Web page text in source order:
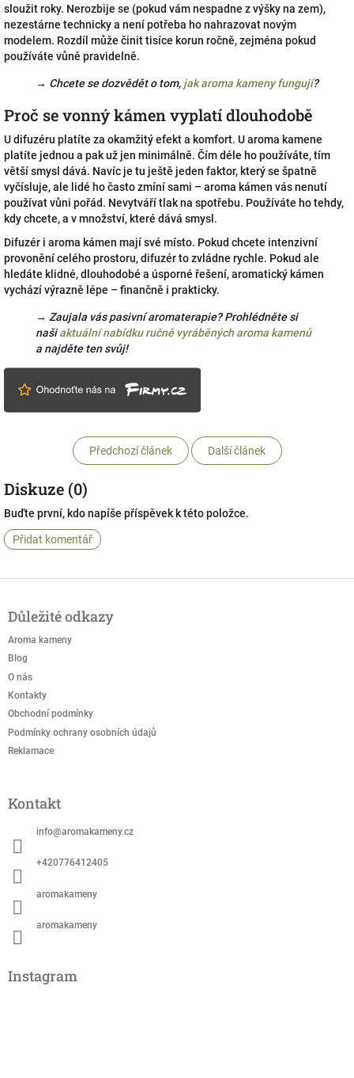
sloužit roky. Nerozbije se (pokud vám nespadne z výšky na zem),
nezestárne technicky a není potřeba ho nahrazovat novým
modelem. Rozdíl může činit tisíce korun ročně, zejména pokud
používáte vůně pravidelně.
→ Chcete se dozvědět o tom, jak aroma kameny fungují?
Proč se vonný kámen vyplatí dlouhodobě
U difuzéru platíte za okamžitý efekt a komfort. U aroma kamene
platíte jednou a pak už jen minimálně. Čím déle ho používáte, tím
větší smysl dává. Navíc je tu ještě jeden faktor, který se špatně
vyčísluje, ale lidé ho často zmíní sami – aroma kámen vás nenutí
používat vůni pořád. Nevytváří tlak na spotřebu. Používáte ho tehdy,
kdy chcete, a v množství, které dává smysl.
Difuzér i aroma kámen mají své místo. Pokud chcete intenzivní
provonění celého prostoru, difuzér to zvládne rychle. Pokud ale
hledáte klidné, dlouhodobé a úsporné řešení, aromatický kámen
vychází výrazně lépe – finančně i prakticky.
→ Zaujala vás pasivní aromaterapie? Prohlédněte si
našiaktuální nabídku ručně vyráběných aroma kamenů
a najděte ten svůj!
Předchozí článek Další článek
Diskuze (0)
Buďte první, kdo napíše příspěvek k této položce.
Přidat komentář
pDůležité odkazy
Aroma kameny
Blog
O nás
Kontakty
Obchodní podmínky
Podmínky ochrany osobních údajů
Reklamace
Kontakt
info@aromakameny.cz
+420776412405
aromakameny
aromakameny
Instagram